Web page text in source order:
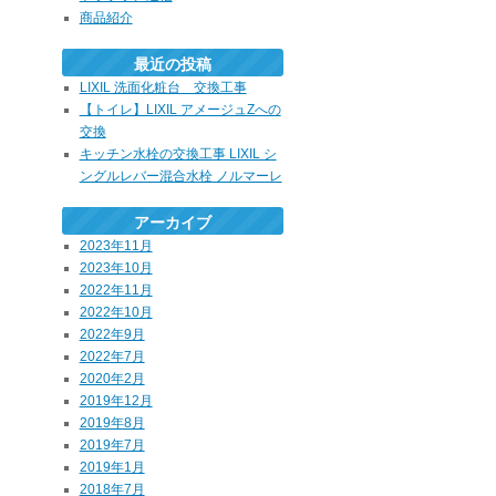
商品紹介
最近の投稿
LIXIL 洗面化粧台 交換工事
【トイレ】LIXIL アメージュZへの
交換
キッチン水栓の交換工事 LIXIL シ
ングルレバー混合水栓 ノルマーレ
アーカイブ
2023年11月
2023年10月
2022年11月
2022年10月
2022年9月
2022年7月
2020年2月
2019年12月
2019年8月
2019年7月
2019年1月
2018年7月